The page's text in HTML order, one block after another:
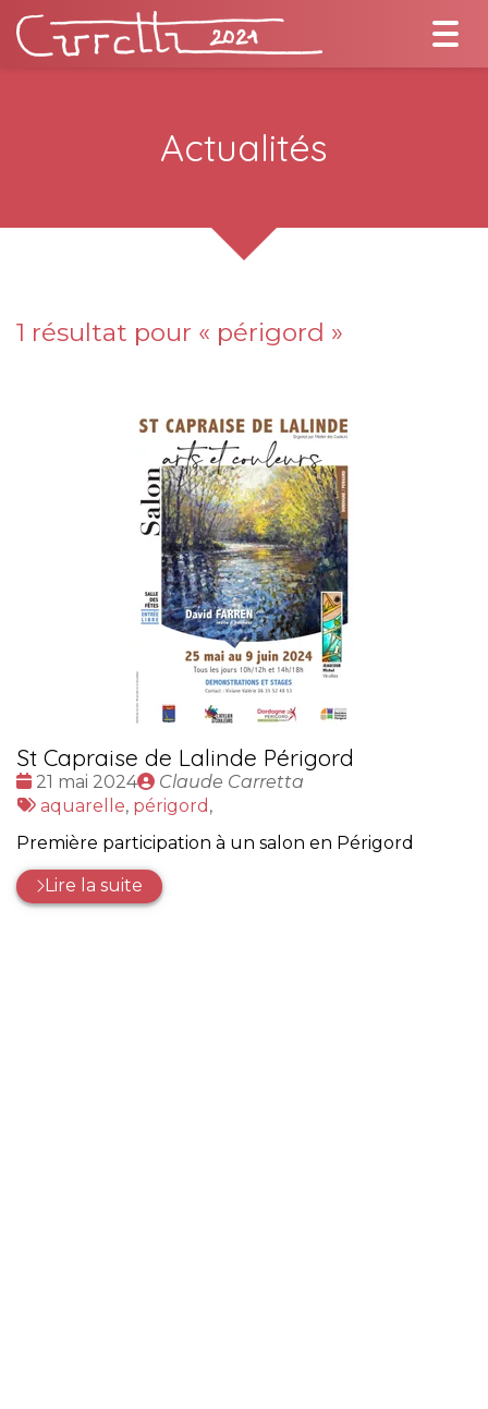
Actualités
1 résultat pour « périgord »
St Capraise de Lalinde Périgord
Date
:
21 mai 2024
Publié
par
Claude Carretta
Tags
aquarelle, périgord ,
Première participation à un salon en Périgord
Lire la suite